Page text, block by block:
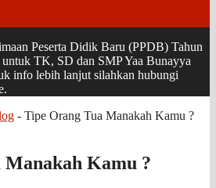
Peserta Didik Baru (PPDB) Tahun
TK, SD dan SMP Yaa Bunayya
info lebih lanjut silahkan hubungi
- Tipe Orang Tua Manakah Kamu ?
Kamu ?